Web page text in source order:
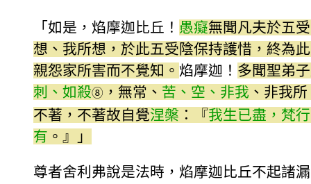
「如是，焰摩迦比丘！ 愚癡無聞凡夫於五
想、我所想，於此五受陰保持護惜，終為
親怨家所害而不覺知。 焰摩迦！ 多聞聖弟
刺、如殺⑧ ，無常、 苦、空、非我 、非我
不著，不著故自覺涅槃 ：『我生已盡，梵
有 。』」
尊者舍利弗說是法時，焰摩迦比丘不起諸